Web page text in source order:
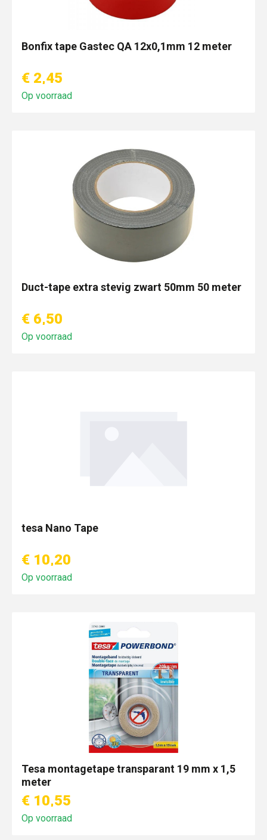
Bonfix tape Gastec QA 12x0,1mm 12 meter
€ 2,45
Op voorraad
Duct-tape extra stevig zwart 50mm 50 meter
€ 6,50
Op voorraad
tesa Nano Tape
€ 10,20
Op voorraad
Tesa montagetape transparant 19 mm x 1,5
meter
€ 10,55
Op voorraad